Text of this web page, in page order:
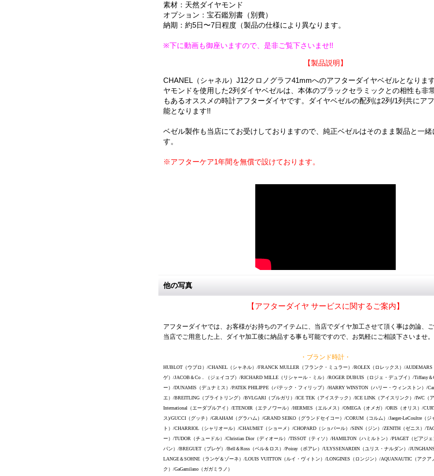
素材：天然ダイヤモンド
オプション：宝石鑑別書（別費）
納期：約5日〜7日程度（製品の仕様により異なります。
※下に動画も御座いますので、是非ご覧下さいませ!!
【製品説明】
CHANEL（シャネル）J12クロノグラフ41mmへのアフターダイヤベゼルとなりま
ヤモンドを使用した2列ダイヤベゼルは、本体のブラックセラミックとの相性も非
もあるオススメの時計アフターダイヤです。ダイヤベゼルの配列は2列/1列共にア
能となります!!
ベゼル製作も当店にてお受けしておりますので、純正ベゼルはそのまま製品と一緒
す。
※アフターケア1年間を無償で設けております。
他の写真
【アフターダイヤ サービスに関するご案内】
アフターダイヤでは、お客様がお持ちのアイテムに、当店でダイヤ加工させて頂く事は勿論、
当店でご用意した上、ダイヤ加工後に納品する事も可能ですので、お気軽にご相談下さいませ。
・ブランド時計・
HUBLOT（ウブロ）/CHANEL（シャネル）/FRANCK MULLER（フランク・ミュラー）/ROLEX（ロレックス）/AUDEMARS
ゲ）/JACOB＆Co．（ジェイコブ）/RICHARD MILLE（リシャール・ミル）/ROGER DUBUIS（ロジェ・デュブイ）/Tiffany＆
ー）/DUNAMIS（デュナミス）/PATEK PHILIPPE（パテック・フィリップ）/HARRY WINSTON（ハリー・ウィンストン）/
エ）/BREITLING（ブライトリング）/BVLGARI（ブルガリ）/ICE TEK（アイステック）/ICE LINK（アイスリンク）/IWC（
International（エーダブルアイ）/ETENOIR（エテノワール）/HERMES（エルメス）/OMEGA（オメガ）/ORIS（オリス）/
ス)/GUCCI（グッチ）/GRAHAM（グラハム）/GRAND SEIKO（グランドセイコー）/CORUM（コルム）/Jaeger-LeCoultre（ジ
ト）/CHARRIOL（シャリオール）/CHAUMET（ショーメ）/CHOPARD（ショパール）/SINN（ジン）/ZENITH（ゼニス）/
ー）/TUDOR（チュードル）/Christian Dior（ディオール）/TISSOT（ティソ）/HAMILTON（ハミルトン）/PIAGET（ピアジ
パン）/BREGUET（ブレゲ）/Bell＆Ross（ベル＆ロス）/Poiray（ポアレ）/ULYSSENARDIN（ユリス・ナルダン）/
LANGE＆SOHNE（ランゲ＆ゾーネ）/LOUIS VUITTON（ルイ・ヴィトン）/LONGINES（ロンジン）/AQUANAUTIC（アクア
ク）/GaGamilano（ガガミラノ）